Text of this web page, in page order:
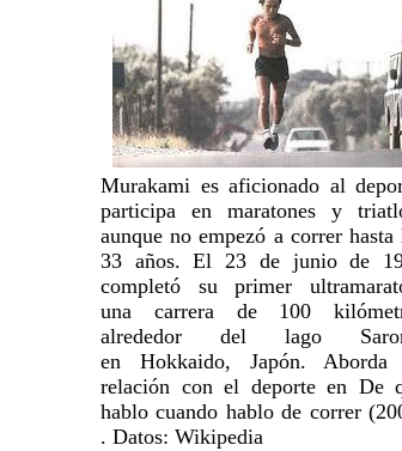
Murakami es aficionado al
participa en maratones y
aunque no empezó a correr hasta
33 años. El 23 de junio de
completó su primer
una carrera de 100
alrededor del lago
en Hokkaido, Japón. Aborda
relación con el deporte en De
hablo cuando hablo de correr
. Datos: Wikipedia